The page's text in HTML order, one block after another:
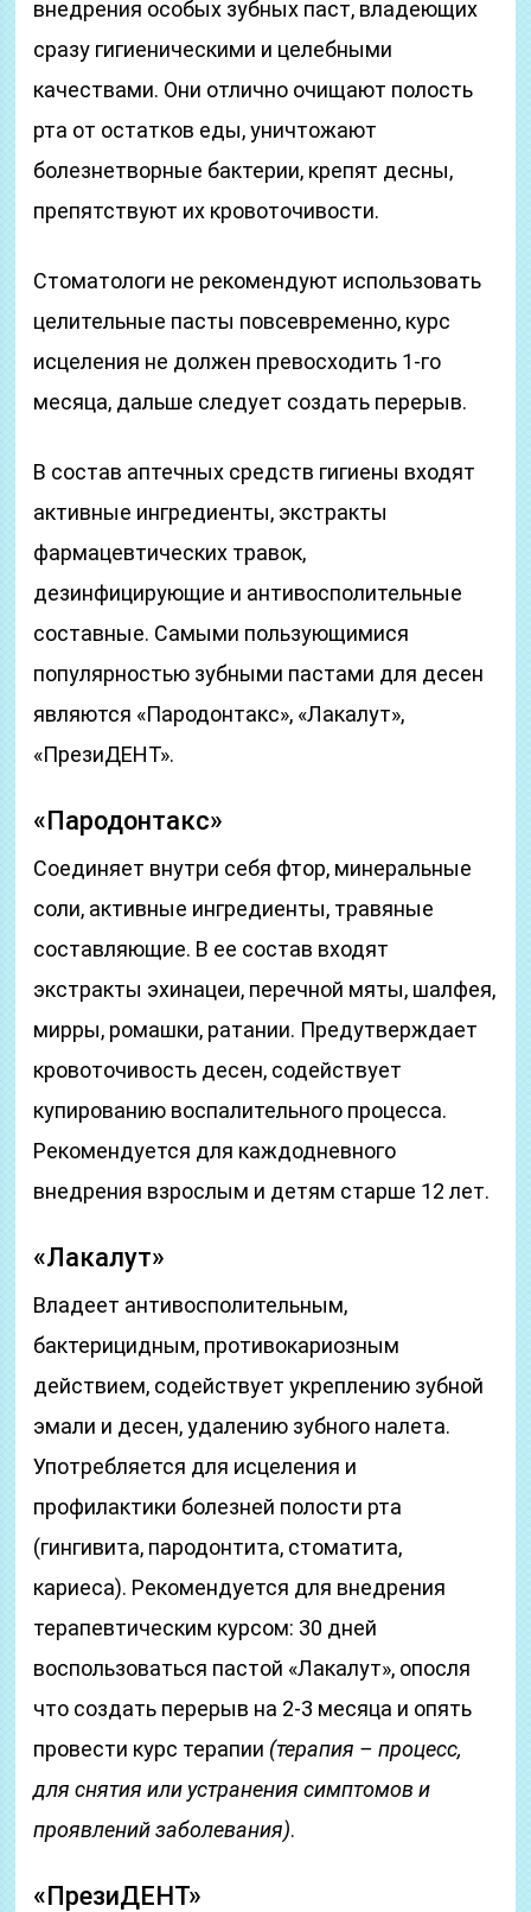
внедрения особых зубных паст, владеющих
сразу гигиеническими и целебными
качествами. Они отлично очищают полость
рта от остатков еды, уничтожают
болезнетворные бактерии, крепят десны,
препятствуют их кровоточивости.
Стоматологи не рекомендуют использовать
целительные пасты повсевременно, курс
исцеления не должен превосходить 1-го
месяца, дальше следует создать перерыв.
В состав аптечных средств гигиены входят
активные ингредиенты, экстракты
фармацевтических травок,
дезинфицирующие и антивосполительные
составные. Самыми пользующимися
популярностью зубными пастами для десен
являются «Пародонтакс», «Лакалут»,
«ПрезиДЕНТ».
«Пародонтакс»
Соединяет внутри себя фтор, минеральные
соли, активные ингредиенты, травяные
составляющие. В ее состав входят
экстракты эхинацеи, перечной мяты, шалфея,
мирры, ромашки, ратании. Предутверждает
кровоточивость десен, содействует
купированию воспалительного процесса.
Рекомендуется для каждодневного
внедрения взрослым и детям старше 12 лет.
«Лакалут»
Владеет антивосполительным,
бактерицидным, противокариозным
действием, содействует укреплению зубной
эмали и десен, удалению зубного налета.
Употребляется для исцеления и
профилактики болезней полости рта
(гингивита, пародонтита, стоматита,
кариеса). Рекомендуется для внедрения
терапевтическим курсом: 30 дней
воспользоваться пастой «Лакалут», опосля
что создать перерыв на 2-3 месяца и опять
провести курс терапии (терапия – процесс,
для снятия или устранения симптомов и
проявлений заболевания).
«ПрезиДЕНТ»